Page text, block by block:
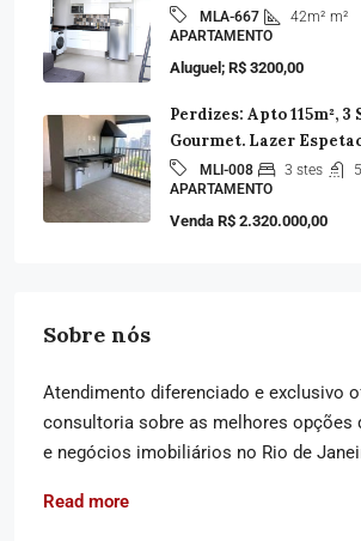
MLA-667 42m² m²
APARTAMENTO
Aluguel; R$ 3200,00
Perdizes: Apto 115m², 3
Gourmet. Lazer
MLI-008 3 stes 5
APARTAMENTO
Venda R$ 2.320.000,00
Sobre nós
Atendimento diferenciado e exclusivo
consultoria sobre as melhores opções
e negócios imobiliários no Rio de
Read more